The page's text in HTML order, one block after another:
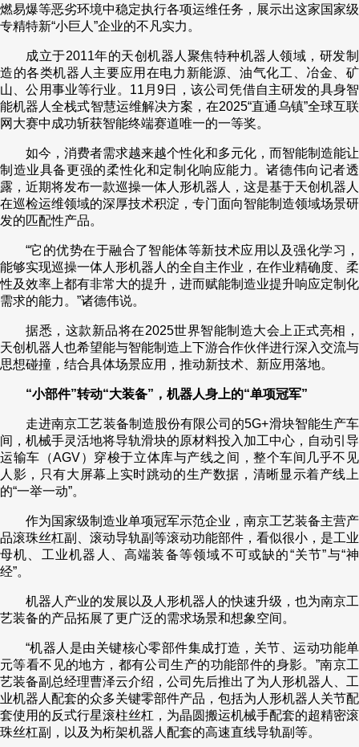
燃易爆等恶劣环境中稳定执行各项运维任务，展示出这家国家级
专精特新“小巨人”企业的不凡实力。
成立于2011年的天创机器人聚焦特种机器人领域，研发制
造的各类机器人主要应用在电力新能源、油气化工、冶金、矿
山、公用事业等行业。11月9日，该公司凭借自主研发的具身智
能机器人全栈式智慧运维解决方案，在2025“直通乌镇”全球互联
网大赛中成功斩获智能终端赛道唯一的一等奖。
如今，消费者需求越来越个性化和多元化，而智能制造能让
制造业具备更强的柔性化和定制化响应能力。诸德伟向记者透
露，近期将发布一款巡操一体人形机器人，这是基于天创机器人
在巡检运维领域的深厚技术积淀，专门面向智能制造领域场景研
发的匹配性产品。
“它的优势在于融合了智能体等新技术应用以及强化学习，
能够实现巡操一体人形机器人的全自主作业，在作业精确度、柔
性及效率上都有非常大的提升，进而赋能制造业提升响应定制化
需求的能力。”诸德伟说。
据悉，这款新品将在2025世界智能制造大会上正式亮相，
天创机器人也希望能与智能制造上下游合作伙伴进行深入交流与
思想碰撞，结合具体场景应用，推动新技术、新应用落地。
“小部件”转动“大装备”，机器人身上的“单项冠军”
走进南京工艺装备制造股份有限公司的5G+滑块智能生产车
间，机械手灵活地将导轨滑块的原材料投入加工中心，自动引导
运输车（AGV）穿梭于立体库与产线之间，整个车间几乎不见
人影，只有大屏幕上实时跳动的生产数据，清晰显示着产线上
的“一举一动”。
作为国家级制造业单项冠军示范企业，南京工艺装备主营产
品滚珠丝杠副、滚动导轨副等滚动功能部件，看似很小，是工业
母机、工业机器人、高端装备等领域不可或缺的“关节”与“神
经”。
机器人产业的发展以及人形机器人的快速升级，也为南京工
艺装备的产品拓展了更广泛的需求场景和想象空间。
“机器人是由关键核心零部件集成打造，关节、运动功能单
元等看不见的地方，都有公司生产的功能部件的身影。”南京工
艺装备副总经理曹泽云介绍，公司先后推出了为人形机器人、工
业机器人配套的众多关键零部件产品，包括为人形机器人关节配
套使用的反式行星滚柱丝杠，为晶圆搬运机械手配套的超精密滚
珠丝杠副，以及为桁架机器人配套的高速直线导轨副等。